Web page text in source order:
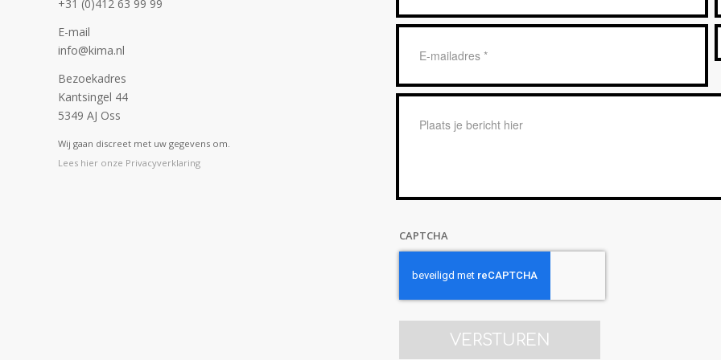
+31 (0)412 63 99 99
E-mail
info@kima.nl
Bezoekadres
Kantsingel 44
5349 AJ Oss
Wij gaan discreet met uw gegevens om.
Lees hier onze Privacyverklaring
mailadres
CAPTCHA